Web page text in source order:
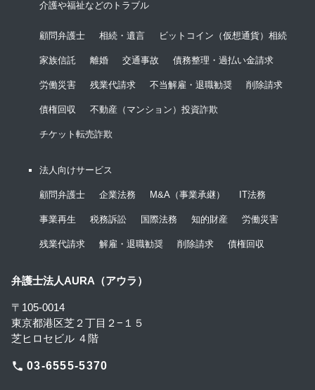
介護や福祉などのトラブル
顧問弁護士 相続・遺言 ビットコイン（仮想通貨）相続
家族信託 離婚 交通事故 債務整理・過払い金請求
労働災害 残業代請求 不当解雇・退職勧奨 削除請求
債権回収 不動産（マンション）投資詐欺
チケット転売詐欺
法人向けサービス
顧問弁護士 企業法務 M&A（事業承継） IT法務
事業再生 税務訴訟 国際法務 知的財産 労働災害
残業代請求 解雇・退職勧奨 削除請求 債権回収
弁護士法人AURA（アウラ）
〒105-0014
東京都港区芝２丁目２−１５
芝ヒロセビル ４階
phone 03-6555-5370